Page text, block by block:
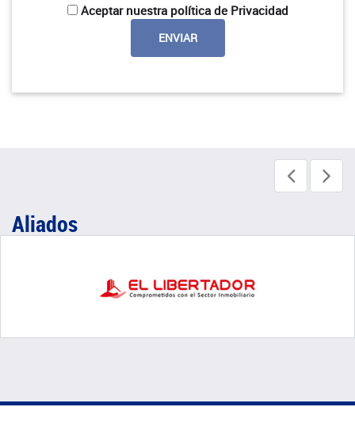
Aceptar nuestra política de Privacidad
Aliados